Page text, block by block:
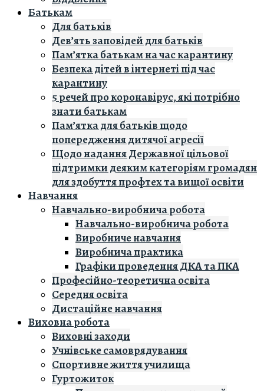
Батькам
Для батьків
Дев’ять заповідей для батьків
Пам’ятка батькам на час карантину
Безпека дітей в інтернеті під час
карантину
5 речей про коронавірус, які потрібно
знати батькам
Пам’ятка для батьків щодо
попередження дитячої агресії
Щодо надання Державної цільової
підтримки деяким категоріям громадян
для здобуття профтех та вищої освіти
Навчання
Навчально-виробнича робота
Навчально-виробнича робота
Виробниче навчання
Виробнича практика
Графіки проведення ДКА та ПКА
Професійно-теоретична освіта
Середня освіта
Дистаційне навчання
Виховна робота
Виховні заходи
Учнівське самоврядування
Спортивне життя училища
Гуртожиток